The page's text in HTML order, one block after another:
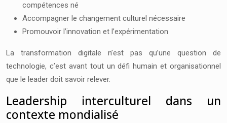
compétences né
Accompagner le changement culturel nécessaire
Promouvoir l’innovation et l’expérimentation
La transformation digitale n’est pas qu’une question de
technologie, c’est avant tout un défi humain et organisationnel
que le leader doit savoir relever.
Leadership interculturel dans un
contexte mondialisé